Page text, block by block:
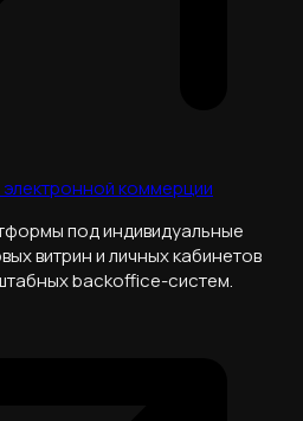
коммерции
под индивидуальные
витрин и личных кабинетов
backoffice-систем.